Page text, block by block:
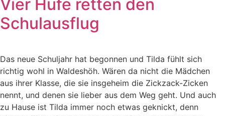
Vier Hufe retten den
Schulausflug
Das neue Schuljahr hat begonnen und Tilda fühlt sich
richtig wohl in Waldeshöh. Wären da nicht die Mädchen
aus ihrer Klasse, die sie insgeheim die Zickzack-Zicken
nennt, und denen sie lieber aus dem Weg geht. Und auch
zu Hause ist Tilda immer noch etwas geknickt, denn